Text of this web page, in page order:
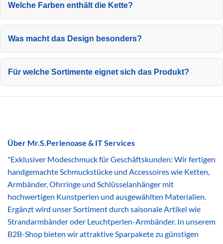
Welche Farben enthält die Kette?
Was macht das Design besonders?
Für welche Sortimente eignet sich das Produkt?
Über Mr.S.Perlenoase & IT Services
"Exklusiver Modeschmuck für Geschäftskunden: Wir fertigen
handgemachte Schmuckstücke und Accessoires wie Ketten,
Armbänder, Ohrringe und Schlüsselanhänger mit
hochwertigen Kunstperlen und ausgewählten Materialien.
Ergänzt wird unser Sortiment durch saisonale Artikel wie
Strandarmbänder oder Leuchtperlen-Armbänder. In unserem
B2B-Shop bieten wir attraktive Sparpakete zu günstigen